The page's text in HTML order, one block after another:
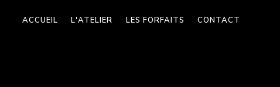
ACCUEIL L'ATELIER LES FORFAITS CONTACT